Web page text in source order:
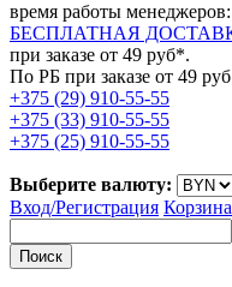
время работы
БЕСПЛАТНАЯ
при заказе от 49 руб*.
По РБ при заказе от 49
+375 (29) 910-55-55
+375 (33) 910-55-55
+375 (25) 910-55-55
Выберите валюту:
Вход/Регистрация
Поиск